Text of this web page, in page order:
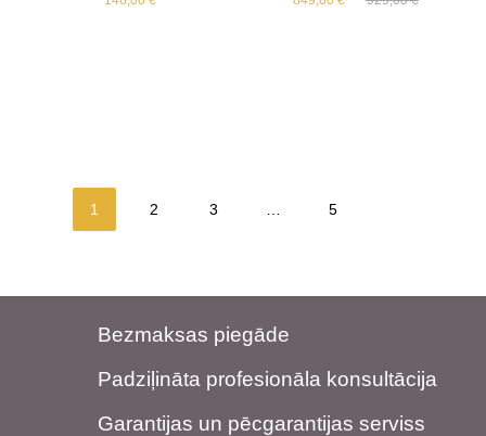
1 2 3 5
Bezmaksas piegāde
Padziļināta profesionāla konsultācija
Garantijas un pēcgarantijas serviss